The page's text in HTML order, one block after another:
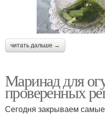
читать дальше →
Маринад для
проверенных
Сегодня закрываем